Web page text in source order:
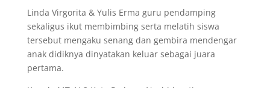
Linda Virgorita & Yulis Erma guru pendamping
sekaligus ikut membimbing serta melatih siswa
tersebut mengaku senang dan gembira mendengar
anak didiknya dinyatakan keluar sebagai juara
pertama.